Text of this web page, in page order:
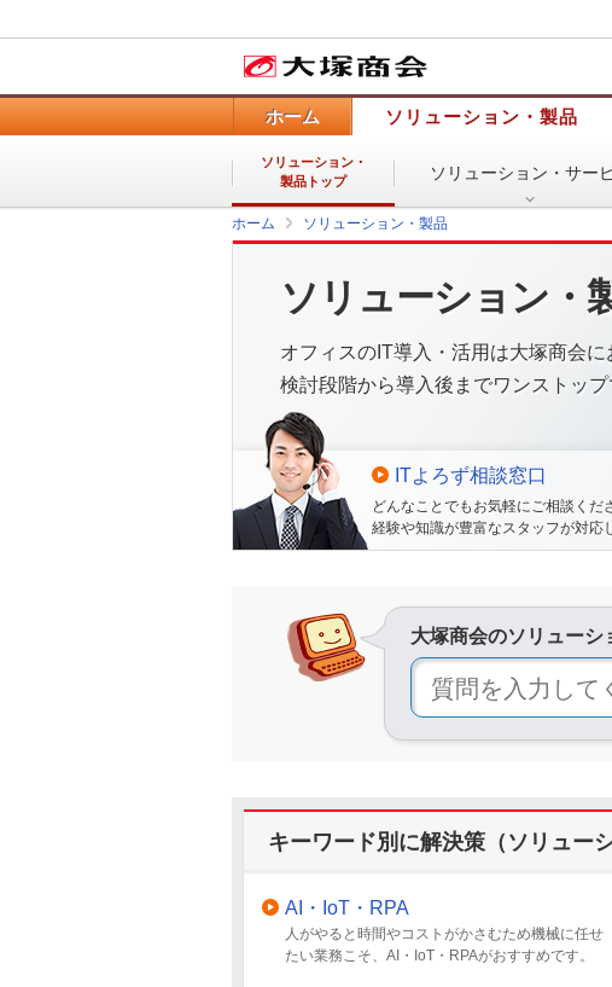
ホーム ソリューション・製品
ソリューション・
製品トップ
ソリューション・ サー
ホーム ソリューション・製品
ソリューション・
オフィスのIT導入・活用は大塚商会に
検討段階から導入後までワンストップ
ITよろず相談窓口
どんなことでもお気軽にご相談くだ
経験や知識が豊富なスタッフが対応
大塚商会のソリューシ
キーワード別に解決策（ソリュー
AI・IoT・RPA
人がやると時間やコストがかさむため機械に任せ
たい業務こそ、AI・IoT・RPAがおすすめです。